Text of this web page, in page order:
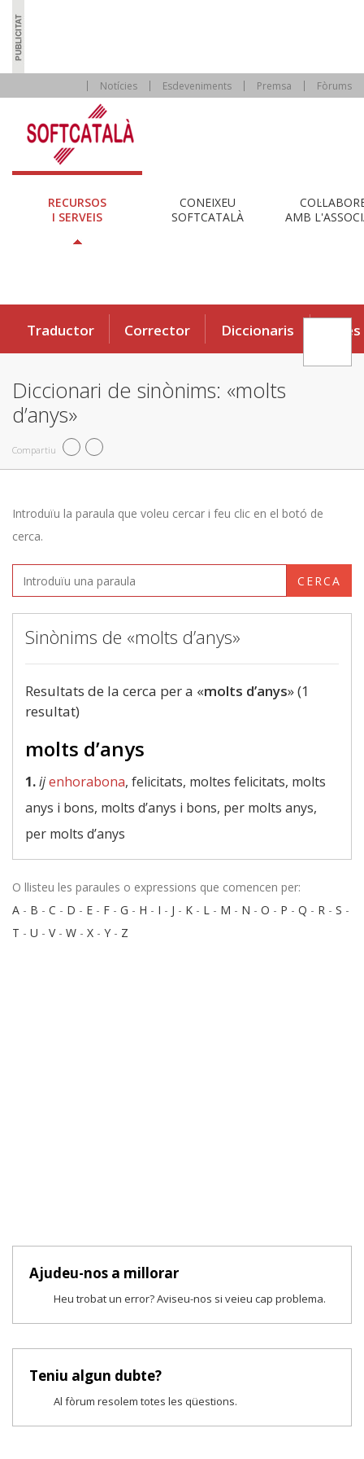
Notícies Esdeveniments Premsa Fòrums
RECURSOS
I SERVEIS
CONEIXEU
SOFTCATALÀ
AMB
Traductor Corrector Diccionaris Eines
Diccionari de sinònims: «molts
d’anys»
Compartiu
Introduïu la paraula que voleu cercar i feu clic en el botó de
cerca.
CERCA
Sinònims de «molts d’anys»
Resultats de la cerca per a «molts d’anys» (1
resultat)
molts d’anys
1.ijenhorabona, felicitats, moltes felicitats, molts
anys i bons, molts d’anys i bons, per molts anys,
per molts d’anys
O llisteu les paraules o expressions que comencen per:
A - B - C - D - E - F - G - H - I - J - K - L - M - N - O - P - Q - R - S -
T - U - V- W - X - Y - Z
Ajudeu-nos a millorar
Heu trobat un error? Aviseu-nos si veieu cap problema.
Teniu algun dubte?
Al fòrum resolem totes les qüestions.